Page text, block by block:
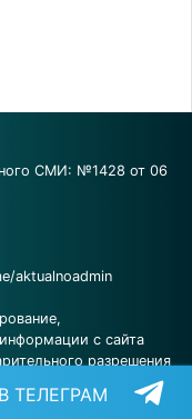
СМИ: №1428 от 06
aktualnoadmin
с сайта
разрешения
ТЕЛЕГРАМ